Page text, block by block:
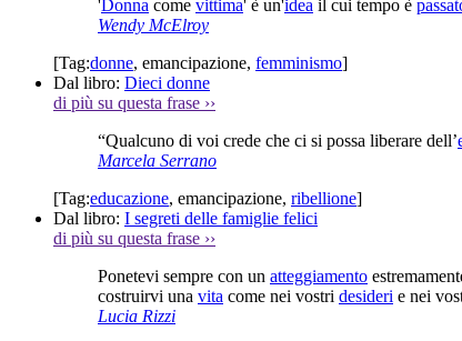
'Donna come vittima' è un'idea il cui tempo è
Wendy McElroy
[Tag:donne, emancipazione, femminismo]
Dal libro: Dieci donne
di più su questa frase ››
“Qualcuno di voi crede che ci si possa liberare dell’
Marcela Serrano
[Tag:educazione, emancipazione, ribellione]
Dal libro: I segreti delle famiglie felici
di più su questa frase ››
Ponetevi sempre con un atteggiamento
costruirvi una vita come nei vostri desideri e nei
Lucia Rizzi